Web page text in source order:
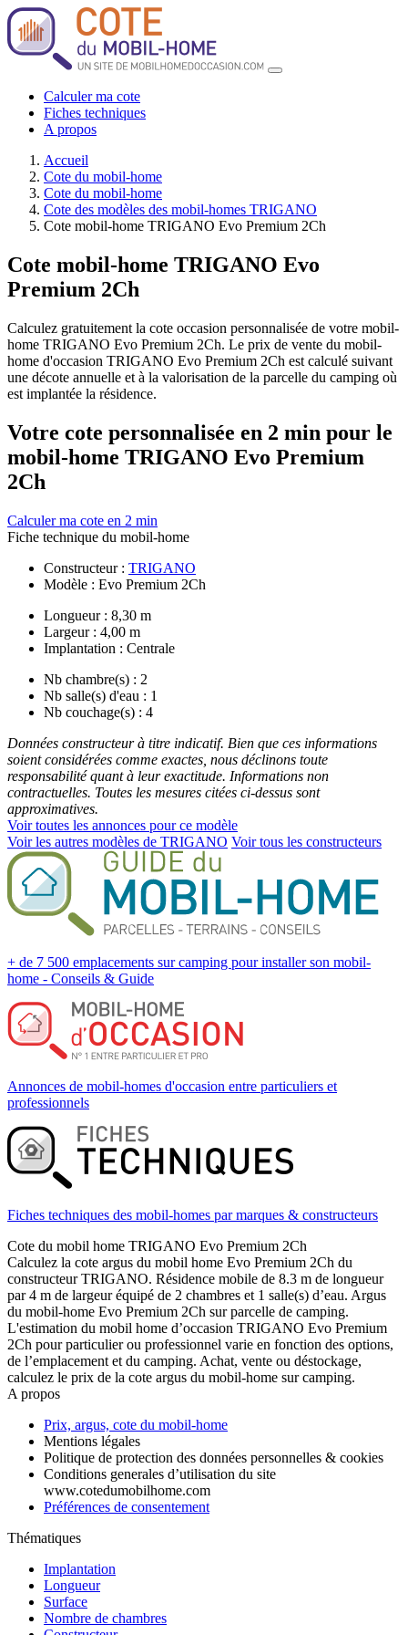
Calculer ma cote
Fiches techniques
A propos
Accueil
Cote du mobil-home
Cote du mobil-home
Cote des modèles des mobil-homes TRIGANO
Cote mobil-home TRIGANO Evo Premium 2Ch
Cote mobil-home TRIGANO Evo
Premium 2Ch
Calculez gratuitement la cote occasion personnalisée de votre mobil-
home TRIGANO Evo Premium 2Ch. Le prix de vente du mobil-
home d'occasion TRIGANO Evo Premium 2Ch est calculé suivant
une décote annuelle et à la valorisation de la parcelle du camping où
est implantée la résidence.
Votre cote personnalisée en 2 min pour le
mobil-home TRIGANO Evo Premium
2Ch
Calculer ma cote en 2 min
Fiche technique du mobil-home
Constructeur : TRIGANO
Modèle : Evo Premium 2Ch
Longueur : 8,30 m
Largeur : 4,00 m
Implantation : Centrale
Nb chambre(s) : 2
Nb salle(s) d'eau : 1
Nb couchage(s) : 4
Données constructeur à titre indicatif. Bien que ces informations
soient considérées comme exactes, nous déclinons toute
responsabilité quant à leur exactitude. Informations non
contractuelles. Toutes les mesures citées ci-dessus sont
approximatives.
Voir toutes les annonces pour ce modèle
Voir les autres modèles de TRIGANO Voir tous les constructeurs
+ de 7 500 emplacements sur camping pour installer son mobil-
home - Conseils & Guide
Annonces de mobil-homes d'occasion entre particuliers et
professionnels
Fiches techniques des mobil-homes par marques & constructeurs
Cote du mobil home TRIGANO Evo Premium 2Ch
Calculez la cote argus du mobil home Evo Premium 2Ch du
constructeur TRIGANO. Résidence mobile de 8.3 m de longueur
par 4 m de largeur équipé de 2 chambres et 1 salle(s) d’eau. Argus
du mobil-home Evo Premium 2Ch sur parcelle de camping.
L'estimation du mobil home d’occasion TRIGANO Evo Premium
2Ch pour particulier ou professionnel varie en fonction des options,
de l’emplacement et du camping. Achat, vente ou déstockage,
calculez le prix de la cote argus du mobil-home sur camping.
A propos
Prix, argus, cote du mobil-home
Mentions légales
Politique de protection des données personnelles & cookies
Conditions generales d’utilisation du site
www.cotedumobilhome.com
Préférences de consentement
Thématiques
Implantation
Longueur
Surface
Nombre de chambres